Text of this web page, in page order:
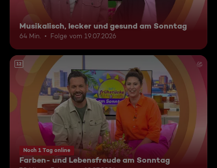
Musikalisch, lecker und gesund am Sonntag
64 Min. Folge vom 19.07.2026
12
Noch 1 Tag online
Farben- und Lebensfreude am Sonntag